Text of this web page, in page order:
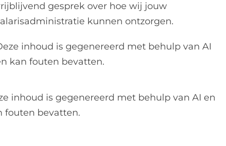
gesprek over hoe wij jouw
kunnen ontzorgen.
inhoud is gegenereerd met behulp van AI
kan fouten bevatten.
inhoud is gegenereerd met behulp van AI en
fouten bevatten.